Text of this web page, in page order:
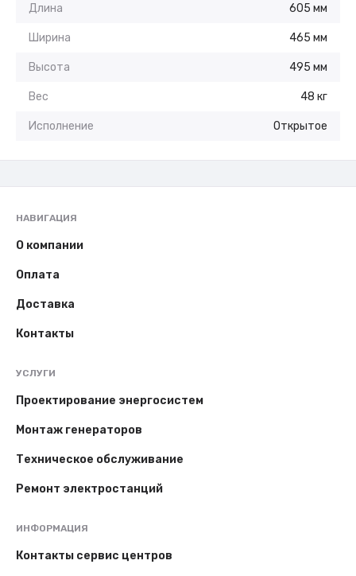
Длина 605 мм
Ширина 465 мм
Высота 495 мм
Вес 48 кг
Исполнение Открытое
НАВИГАЦИЯ
О компании
Оплата
Доставка
Контакты
УСЛУГИ
Проектирование энергосистем
Монтаж генераторов
Техническое обслуживание
Ремонт электростанций
ИНФОРМАЦИЯ
Контакты сервис центров